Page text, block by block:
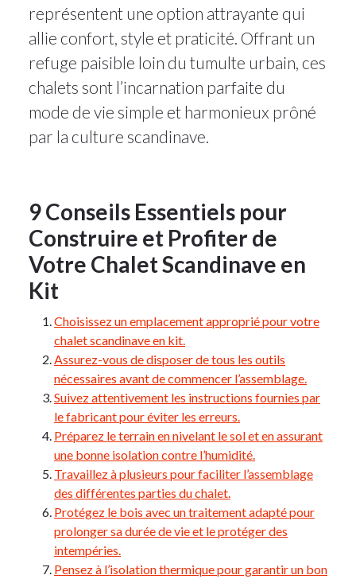
représentent une option attrayante qui
allie confort, style et praticité. Offrant un
refuge paisible loin du tumulte urbain, ces
chalets sont l’incarnation parfaite du
mode de vie simple et harmonieux prôné
par la culture scandinave.
9 Conseils Essentiels pour
Construire et Profiter de
Votre Chalet Scandinave en
Kit
Choisissez un emplacement approprié pour votre
chalet scandinave en kit.
Assurez-vous de disposer de tous les outils
nécessaires avant de commencer l’assemblage.
Suivez attentivement les instructions fournies par
le fabricant pour éviter les erreurs.
Préparez le terrain en nivelant le sol et en assurant
une bonne isolation contre l’humidité.
Travaillez à plusieurs pour faciliter l’assemblage
des différentes parties du chalet.
Protégez le bois avec un traitement adapté pour
prolonger sa durée de vie et le protéger des
intempéries.
Pensez à l’isolation thermique pour garantir un bon